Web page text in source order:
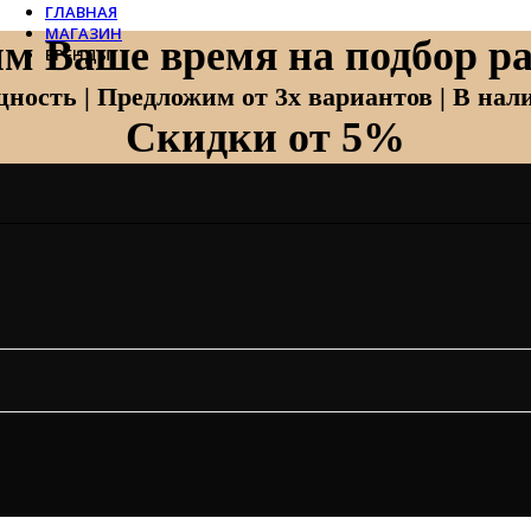
Ваше время на подбор
| Предложим от 3х вариантов | В
Скидки от 5%
ГЛАВНАЯ
МАГАЗИН
БРЕНДЫ
Zehnder
Zehnder Charleston
Loten
Mitsubishi Electric
Systemair